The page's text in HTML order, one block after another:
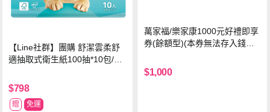
【Line社群】團購 舒潔雲柔舒
適抽取式衛生紙100抽*10包/6
$798
贈 免運
萬家福/樂家康1000元好禮即享
券(餘額型)(本券無法存入錢包
$1,000